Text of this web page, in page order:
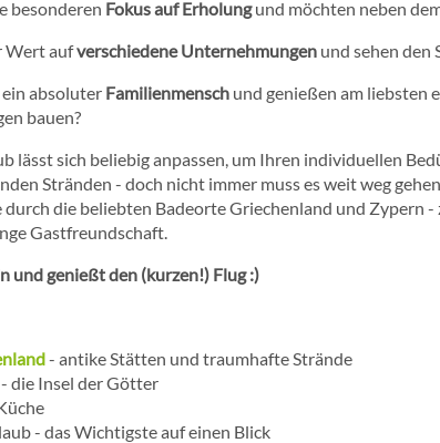
besonderen Fokus auf Erholungund möchten neben
Wert aufverschiedene Unternehmungen und sehen den
absoluter Familienmensch und genießen am liebsten
bauen?
lässt sich beliebig anpassen, um Ihren individuellen
Stränden - doch nicht immer muss es weit weg
durch die beliebten Badeorte Griechenland und
Gastfreundschaft.
und genießt den (kurzen!) Flug :)
- antike Stätten und traumhafte Strände
die Insel der Götter
- das Wichtigste auf einen Blick